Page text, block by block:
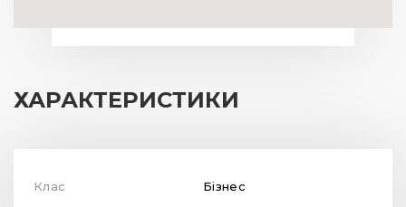
ХАРАКТЕРИСТИКИ
Клас Бізнес